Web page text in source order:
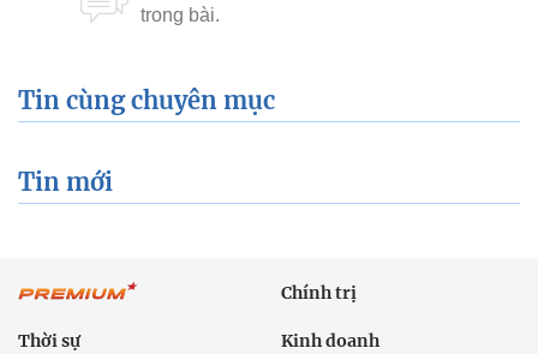
Tin cùng chuyên mục
Tin mới
Chính trị
Thời sự Kinh doanh